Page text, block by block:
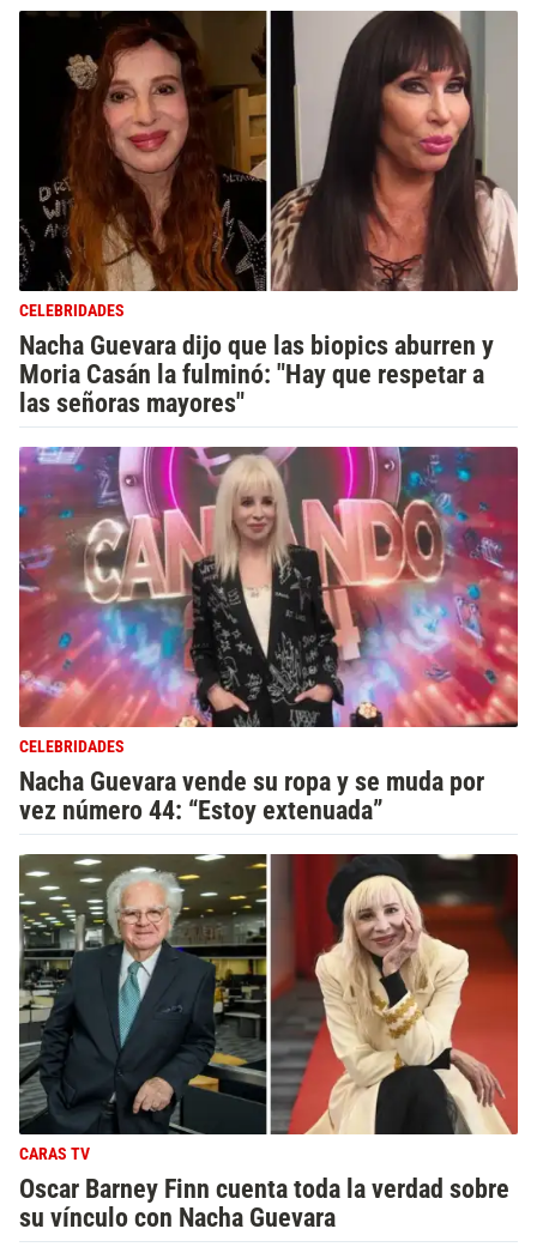
CELEBRIDADES
Nacha Guevara dijo que las biopics aburren y
Moria Casán la fulminó: "Hay que respetar a
las señoras mayores"
CELEBRIDADES
Nacha Guevara vende su ropa y se muda por
vez número 44: “Estoy extenuada”
CARAS TV
Oscar Barney Finn cuenta toda la verdad sobre
su vínculo con Nacha Guevara